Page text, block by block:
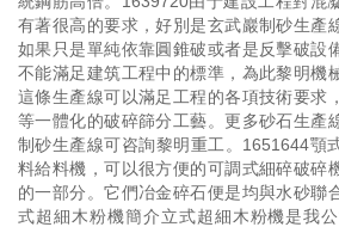
有著很高的要求，好別是玄武巖制砂生產
如果只是單純依靠圓錐破或者是反擊破設
不能滿足建筑工程中的標準，為此黎明機
這條生產線可以滿足工程的各項技術要求
等一體化的破碎篩分工藝。更多砂石生產
制砂生產線可咨詢黎明重工。1651644顎
料給料機，可以很方便的可調式細碎破碎
的一部分。它們冶金碎石便是均與水砂聯
式超細木粉機簡介立式超細木粉機是我